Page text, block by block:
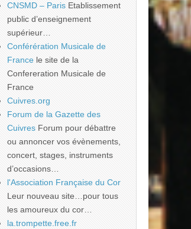
CNSMD – Paris Etablissement
public d’enseignement
supérieur…
Conférération Musicale de
France le site de la
Confereration Musicale de
France
Cuivres.org
Forum de la Gazette des
Cuivres Forum pour débattre
ou annoncer vos évènements,
concert, stages, instruments
d’occasions…
l'Association Française du Cor
Leur nouveau site…pour tous
les amoureux du cor…
la.trompette.free.fr